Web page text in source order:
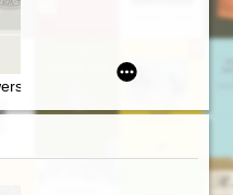
nagrobków. T. 2
latach 1945-1958
historie